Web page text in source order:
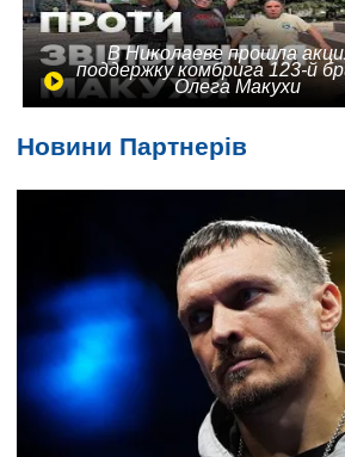
В Николаеве прошла
поддержку комбрига 123-й
Олега Макухи